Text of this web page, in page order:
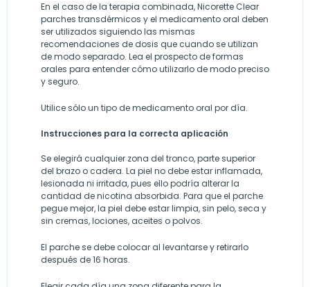
En el caso de la terapia combinada, Nicorette Clear
parches transdérmicos y el medicamento oral deben
ser utilizados siguiendo las mismas
recomendaciones de dosis que cuando se utilizan
de modo separado. Lea el prospecto de formas
orales para entender cómo utilizarlo de modo preciso
y seguro.
Utilice sólo un tipo de medicamento oral por día.
Instrucciones para la correcta aplicación
Se elegirá cualquier zona del tronco, parte superior
del brazo o cadera. La piel no debe estar inflamada,
lesionada ni irritada, pues ello podría alterar la
cantidad de nicotina absorbida. Para que el parche
pegue mejor, la piel debe estar limpia, sin pelo, seca y
sin cremas, lociones, aceites o polvos.
El parche se debe colocar al levantarse y retirarlo
después de 16 horas.